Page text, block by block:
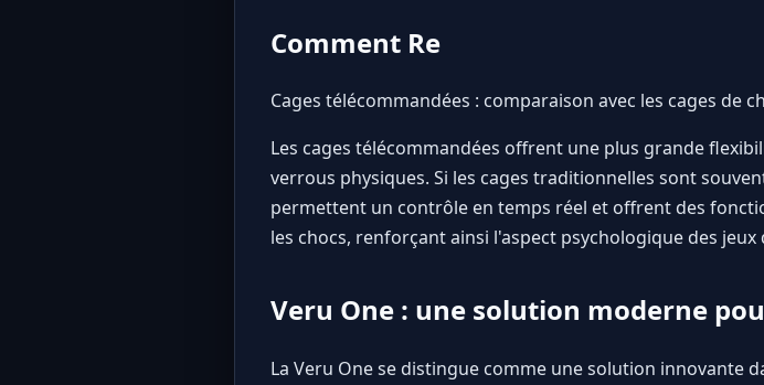
Comment Re
Cages télécommandées : comparaison avec les cages de
Les cages télécommandées offrent une plus grande
verrous physiques. Si les cages traditionnelles sont
permettent un contrôle en temps réel et offrent des
les chocs, renforçant ainsi l'aspect psychologique des jeux
Veru One : une solution moderne
La Veru Onese distingue comme une solution innovante